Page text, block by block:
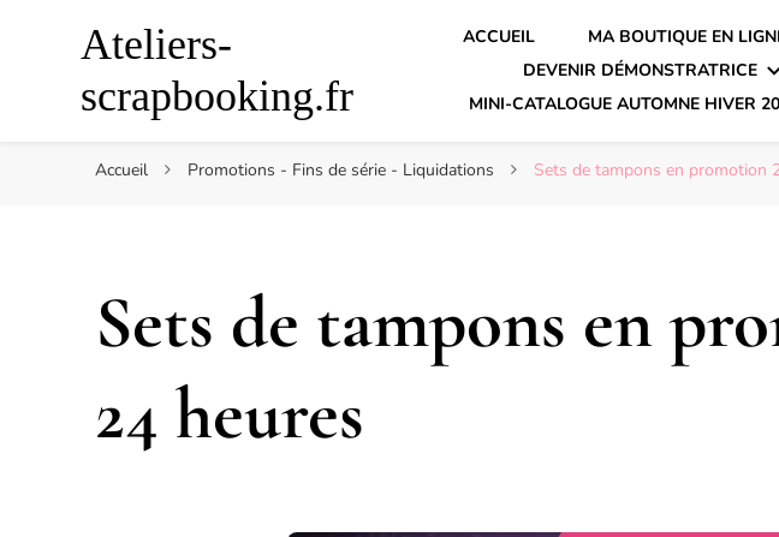
Ateliers-
scrapbooking.fr
ACCUEIL MA BOUTIQUE EN
DEVENIR DÉMONSTRATRICE
MINI-CATALOGUE AUTOMNE HIVER
Accueil Promotions - Fins de série - Liquidations Sets de tampons en promotion
Sets de tampons en
24 heures